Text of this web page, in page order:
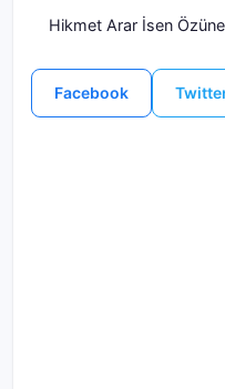
Hikmet Arar İsen
Facebook